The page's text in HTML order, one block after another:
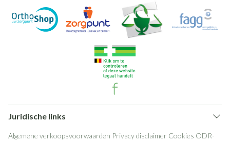
Juridische links
Algemene verkoopsvoorwaarden Privacy disclaimer Cookies ODR-